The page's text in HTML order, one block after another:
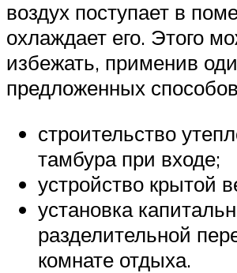
воздух поступает в
охлаждает его. Этого
избежать, применив
предложенных
строительство
тамбура при входе;
устройство крытой
установка
разделительной
комнате отдыха.